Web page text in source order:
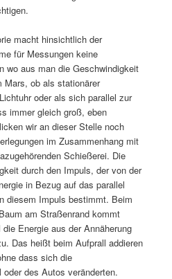
macht hinsichtlich der
für Messungen keine
wo aus man die Geschwindigkeit
ob als stationärer
oder als sich parallel zur
immer gleich groß, eben
wir an dieser Stelle noch
im Zusammenhang mit
Schießerei. Die
durch den Impuls, der von der
in Bezug auf das parallel
diesem Impuls bestimmt. Beim
am Straßenrand kommt
Energie aus der Annäherung
Das heißt beim Aufprall addieren
dass sich die
des Autos veränderten.